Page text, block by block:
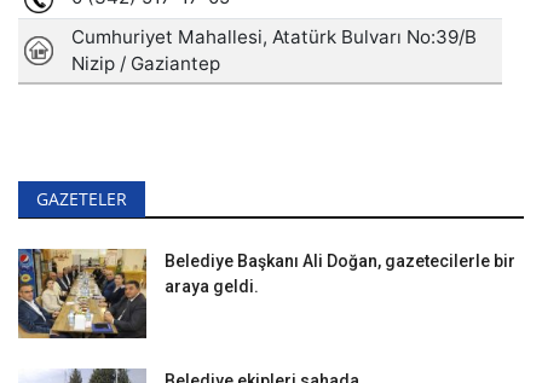
GAZETELER
Belediye Başkanı Ali Doğan, gazetecilerle bir
araya geldi.